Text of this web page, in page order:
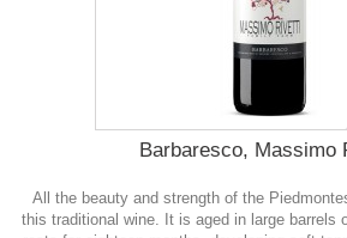
Barbaresco, Massimo
All the beauty and strength of the
this traditional wine. It is aged in large barrels